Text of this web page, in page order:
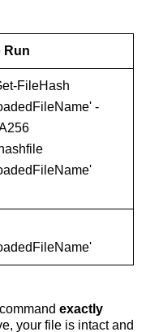
Run
FileHash
-
exactly
your file is intact and